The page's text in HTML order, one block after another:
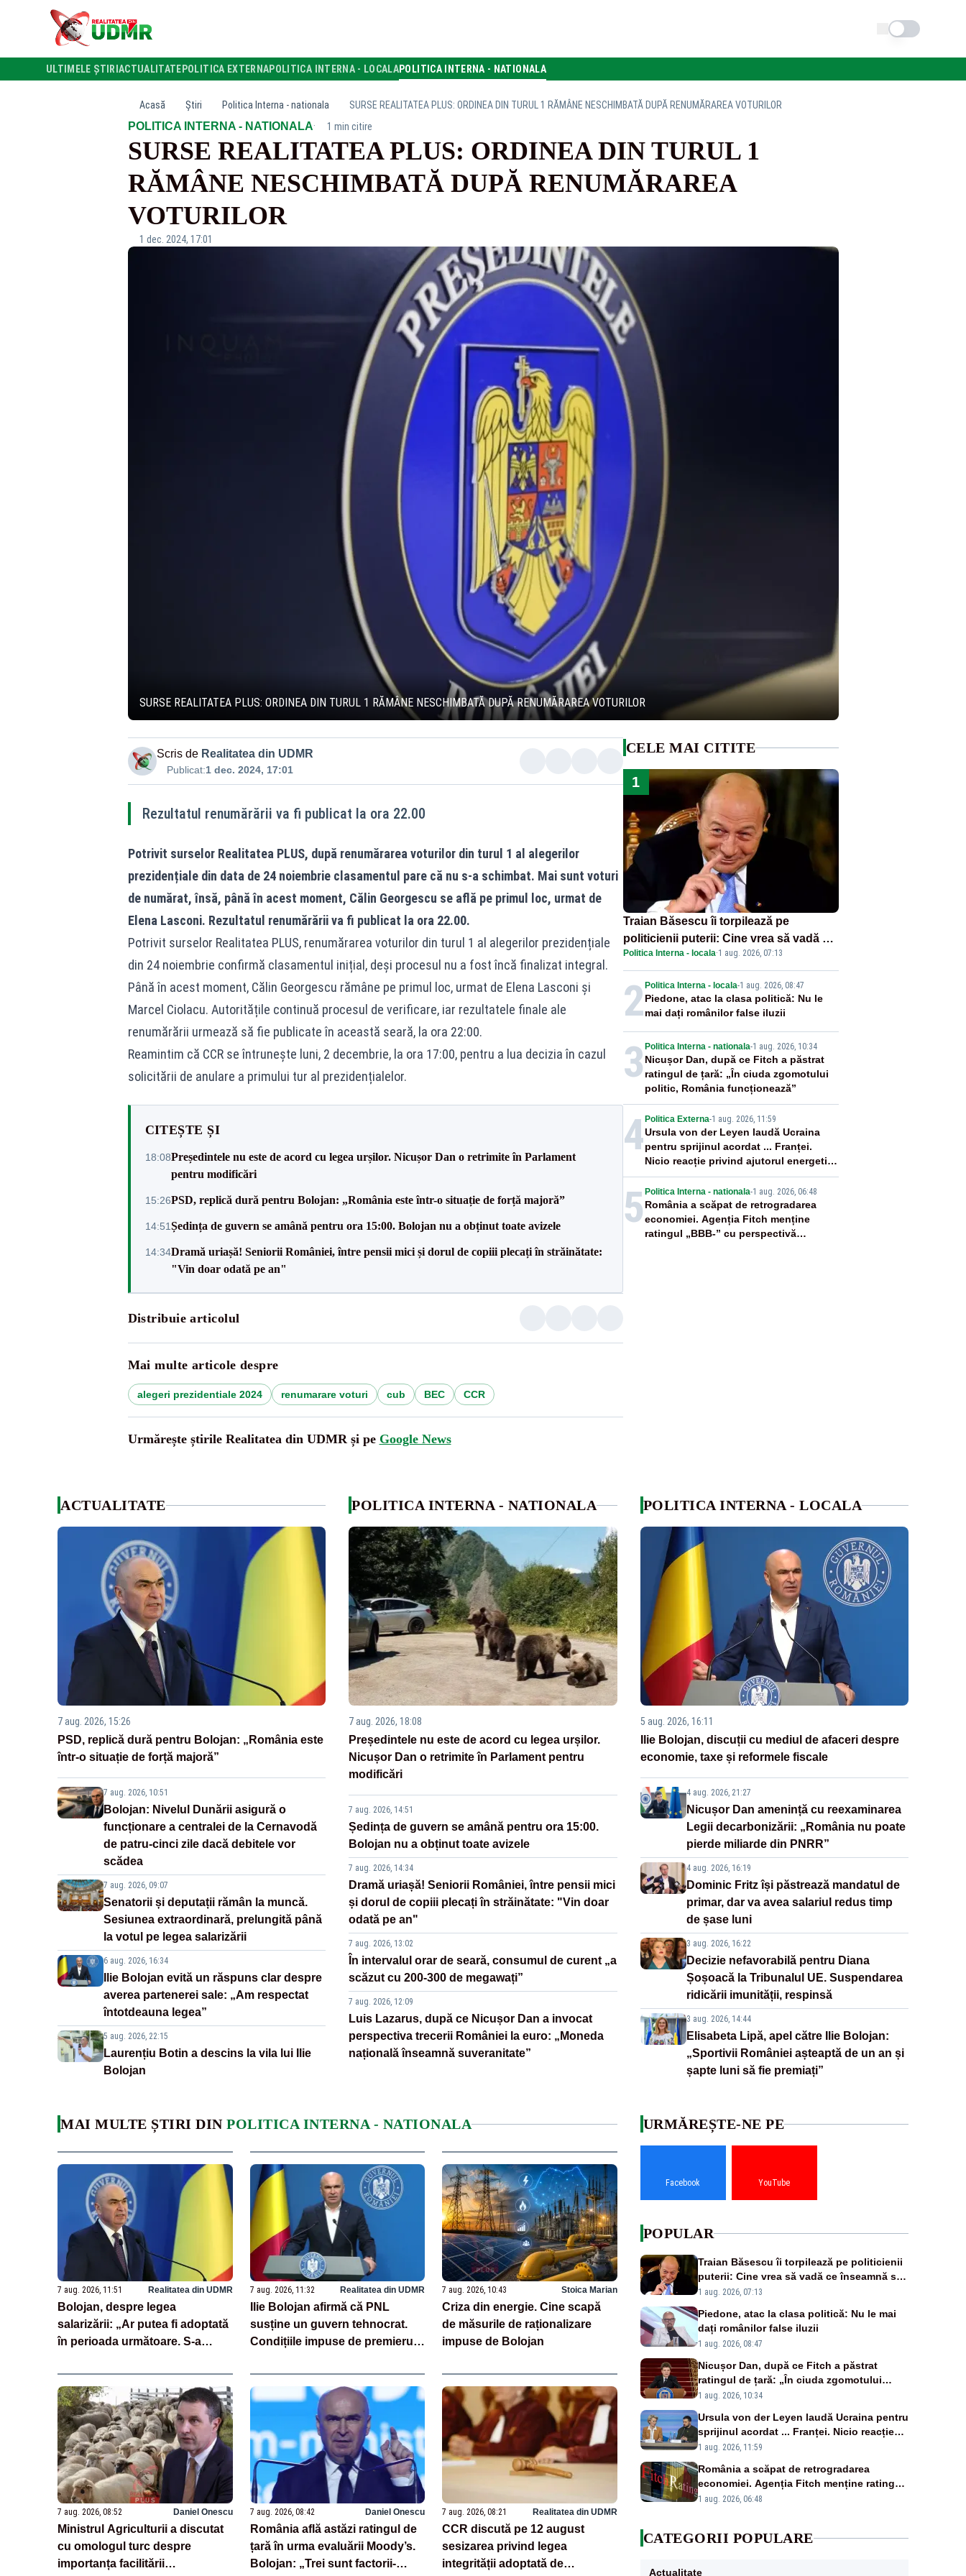
Schimba tema
ULTIMELE ȘTIRI ACTUALITATE POLITICA EXTERNAPOLITICA INTERNA - LOCALAPOLITICA INTERNA - NATIONALA
Acasă Știri Politica Interna - nationala SURSE REALITATEA PLUS: ORDINEA DIN TURUL 1 RĂMÂNE NESCHIMBATĂ DUPĂ RENUMĂRAREA VOTURILOR
POLITICA INTERNA - NATIONALA· 1 min citire
SURSE REALITATEA PLUS: ORDINEA DIN TURUL 1
RĂMÂNE NESCHIMBATĂ DUPĂ RENUMĂRAREA
VOTURILOR
1 dec. 2024, 17:01
SURSE REALITATEA PLUS: ORDINEA DIN TURUL 1 RĂMÂNE NESCHIMBATĂ DUPĂ RENUMĂRAREA VOTURILOR
Scris de Realitatea din UDMR
Publicat:1 dec. 2024, 17:01
Rezultatul renumărării va fi publicat la ora 22.00
Potrivit surselor Realitatea PLUS, după renumărarea voturilor din turul 1 al alegerilor
prezidențiale din data de 24 noiembrie clasamentul pare că nu s-a schimbat. Mai sunt voturi
de numărat, însă, până în acest moment, Călin Georgescu se află pe primul loc, urmat de
Elena Lasconi. Rezultatul renumărării va fi publicat la ora 22.00.
Potrivit surselor Realitatea PLUS, renumărarea voturilor din turul 1 al alegerilor prezidențiale
din 24 noiembrie confirmă clasamentul inițial, deși procesul nu a fost încă finalizat integral.
Până în acest moment, Călin Georgescu rămâne pe primul loc, urmat de Elena Lasconi și
Marcel Ciolacu. Autoritățile continuă procesul de verificare, iar rezultatele finale ale
renumărării urmează să fie publicate în această seară, la ora 22:00.
Reamintim că CCR se întrunește luni, 2 decembrie, la ora 17:00, pentru a lua decizia în cazul
solicitării de anulare a primului tur al prezidențialelor.
CITEȘTE ȘI
18:08Președintele nu este de acord cu legea urșilor. Nicușor Dan o retrimite în Parlament
pentru modificări
15:26PSD, replică dură pentru Bolojan: „România este într-o situație de forță majoră”
14:51Ședința de guvern se amână pentru ora 15:00. Bolojan nu a obținut toate avizele
14:34Dramă uriașă! Seniorii României, între pensii mici și dorul de copiii plecați în străinătate:
"Vin doar odată pe an"
Distribuie articolul
Mai multe articole despre
alegeri prezidentiale 2024 renumarare voturi cub BEC CCR
Urmărește știrile Realitatea din UDMR și pe Google News
CELE MAI CITITE
1
Traian Băsescu îi torpilează pe
politicienii puterii: Cine vrea să vadă ce
înseamnă să fii prost, se uită la
România
Politica Interna - locala·1 aug. 2026, 07:13
2 Politica Interna - locala-1 aug. 2026, 08:47
Piedone, atac la clasa politică: Nu le
mai dați românilor false iluzii
3 Politica Interna - nationala-1 aug. 2026, 10:34
Nicușor Dan, după ce Fitch a păstrat
ratingul de țară: „În ciuda zgomotului
politic, România funcționează”
4 Politica Externa-1 aug. 2026, 11:59
Ursula von der Leyen laudă Ucraina
pentru sprijinul acordat ... Franței.
Nicio reacție privind ajutorul energetic
promis României
5 Politica Interna - nationala-1 aug. 2026, 06:48
România a scăpat de retrogradarea
economiei. Agenția Fitch menține
ratingul „BBB-” cu perspectivă
ACTUALITATE
7 aug. 2026, 15:26
PSD, replică dură pentru Bolojan: „România este
într-o situație de forță majoră”
7 aug. 2026, 10:51
Bolojan: Nivelul Dunării asigură o
funcționare a centralei de la Cernavodă
de patru-cinci zile dacă debitele vor
scădea
7 aug. 2026, 09:07
Senatorii și deputații rămân la muncă.
Sesiunea extraordinară, prelungită până
la votul pe legea salarizării
6 aug. 2026, 16:34
Ilie Bolojan evită un răspuns clar despre
averea partenerei sale: „Am respectat
întotdeauna legea”
5 aug. 2026, 22:15
Laurențiu Botin a descins la vila lui Ilie
Bolojan
POLITICA INTERNA - NATIONALA
7 aug. 2026, 18:08
Președintele nu este de acord cu legea urșilor.
Nicușor Dan o retrimite în Parlament pentru
modificări
7 aug. 2026, 14:51
Ședința de guvern se amână pentru ora 15:00.
Bolojan nu a obținut toate avizele
7 aug. 2026, 14:34
Dramă uriașă! Seniorii României, între pensii mici
și dorul de copiii plecați în străinătate: "Vin doar
odată pe an"
7 aug. 2026, 13:02
În intervalul orar de seară, consumul de curent „a
scăzut cu 200-300 de megawați”
7 aug. 2026, 12:09
Luis Lazarus, după ce Nicușor Dan a invocat
perspectiva trecerii României la euro: „Moneda
națională înseamnă suveranitate”
POLITICA INTERNA - LOCALA
5 aug. 2026, 16:11
Ilie Bolojan, discuții cu mediul de afaceri despre
economie, taxe și reformele fiscale
4 aug. 2026, 21:27
Nicușor Dan amenință cu reexaminarea
Legii decarbonizării: „România nu poate
pierde miliarde din PNRR”
4 aug. 2026, 16:19
Dominic Fritz își păstrează mandatul de
primar, dar va avea salariul redus timp
de șase luni
3 aug. 2026, 16:22
Decizie nefavorabilă pentru Diana
Șoșoacă la Tribunalul UE. Suspendarea
ridicării imunității, respinsă
3 aug. 2026, 14:44
Elisabeta Lipă, apel către Ilie Bolojan:
„Sportivii României așteaptă de un an și
șapte luni să fie premiați”
MAI MULTE ȘTIRI DIN POLITICA INTERNA - NATIONALA
7 aug. 2026, 11:51 Realitatea din UDMR
Bolojan, despre legea
salarizării: „Ar putea fi adoptată
în perioada următoare. S-a
unor discursuri iresponsabile în
spaţiul public”
7 aug. 2026, 11:32 Realitatea din UDMR
Ilie Bolojan afirmă că PNL
susține un guvern tehnocrat.
Condițiile impuse de premierul
7 aug. 2026, 10:43 Stoica Marian
Criza din energie. Cine scapă
de măsurile de raționalizare
impuse de Bolojan
7 aug. 2026, 08:52 Daniel Onescu
Ministrul Agriculturii a discutat
cu omologul turc despre
importanța facilitării
7 aug. 2026, 08:42 Daniel Onescu
România află astăzi ratingul de
țară în urma evaluării Moody’s.
Bolojan: „Trei sunt factorii-
7 aug. 2026, 08:21 Realitatea din UDMR
CCR discută pe 12 august
sesizarea privind legea
integrității adoptată de
URMĂREȘTE-NE PE
Facebook YouTube
POPULAR
Traian Băsescu îi torpilează pe politicienii
puterii: Cine vrea să vadă ce înseamnă să
fii prost, se uită la România
1 aug. 2026, 07:13
Piedone, atac la clasa politică: Nu le mai
dați românilor false iluzii
1 aug. 2026, 08:47
Nicușor Dan, după ce Fitch a păstrat
ratingul de țară: „În ciuda zgomotului
politic, România funcționează”
1 aug. 2026, 10:34
Ursula von der Leyen laudă Ucraina pentru
sprijinul acordat ... Franței. Nicio reacție
privind ajutorul energetic promis României
1 aug. 2026, 11:59
România a scăpat de retrogradarea
economiei. Agenția Fitch menține ratingul
„BBB-” cu perspectivă negativă
1 aug. 2026, 06:48
CATEGORII POPULARE
Actualitate